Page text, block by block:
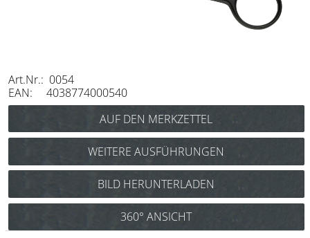
Messer / Klingen
Feather
e-kwip
Kämme
Art.Nr.: 0054
EAN: 4038774000540
WEITERE AUSFÜHRUNGEN
Joewell New Cobalt Black NCB 50
(Haarschere 5,0”) Art.Nr.: 0055
Joewell New Cobalt Black NCB 55
(Haarschere 5,5”) Art.Nr.: 0056
BILD HERUNTERLADEN
360° ANSICHT